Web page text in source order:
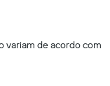
variam de acordo com